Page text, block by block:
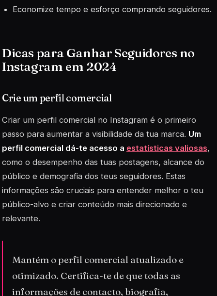
Economize tempo e esforço comprando seguidores.
Dicas para Ganhar Seguidores no
Instagram em 2024
Crie um perfil comercial
Criar um perfil comercial no Instagram é o primeiro
passo para aumentar a visibilidade da tua marca. Um
perfil comercial dá-te acesso a estatísticas valiosas,
como o desempenho das tuas postagens, alcance do
público e demografia dos teus seguidores. Estas
informações são cruciais para entender melhor o teu
público-alvo e criar conteúdo mais direcionado e
relevante.
Mantém o perfil comercial atualizado e
otimizado. Certifica-te de que todas as
informações de contacto, biografia,